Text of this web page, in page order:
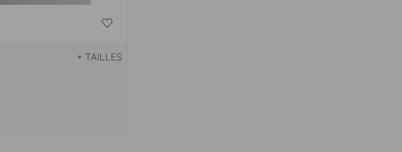
+ TAILLES